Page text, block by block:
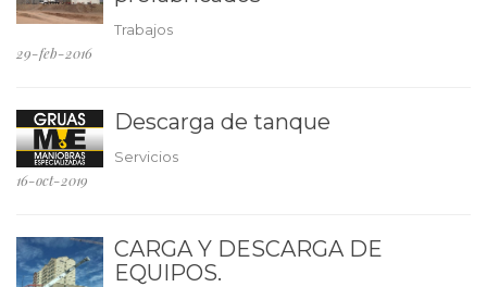
Trabajos
29-feb-2016
Descarga de tanque
Servicios
16-oct-2019
CARGA Y DESCARGA DE
EQUIPOS.